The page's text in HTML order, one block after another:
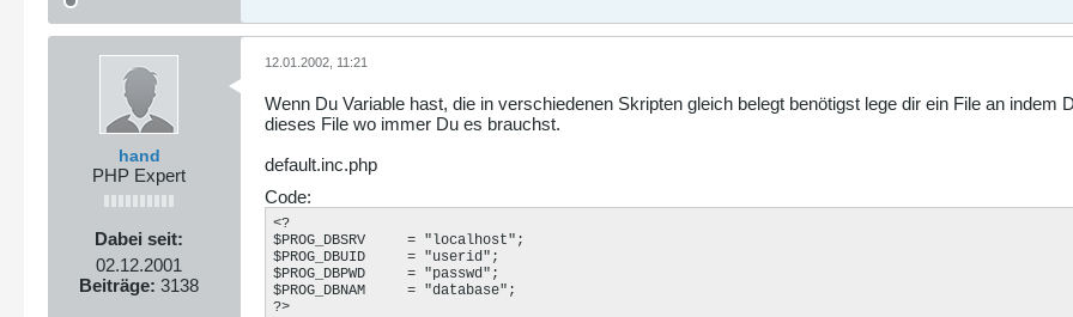
hand
PHP Expert
Dabei seit:
02.12.2001
Beiträge: 3138
12.01.2002, 11:21
Wenn Du Variable hast, die in verschiedenen Skripten gleich belegt benötigst lege dir ein File an indem
dieses File wo immer Du es brauchst.
default.inc.php
Code:
<?
$PROG_DBSRV	= "localhost";
$PROG_DBUID	= "userid";
$PROG_DBPWD	= "passwd";
$PROG_DBNAM	= "database";
?>